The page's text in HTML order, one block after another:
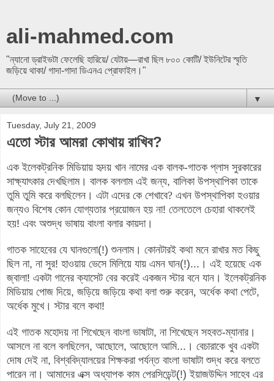
ali-mahmed.com
"ন্যানো ড্রাইভটা ফেলেছি হারিয়ে/ যেটায়—রাখা ছিল ৮০০ কোটি/ ইউনিটের স্মৃতি
জড়িয়ে থাকা/ গাদা-গাদা ডিএনএ প্রোফাইল।"
▼
Tuesday, July 21, 2009
এতো স্টার আমরা কোথায় রাখিব?
এক ইলেকট্রনিক মিডিয়ায় হৃদয় খান নামের এক বালক-গাতক প্লাস সুরকারের
সাক্ষ্যাৎকার দেখছিলাম। বালক বললাম এই জন্য, বালিকা উপস্থাপিকা তাকে
তুমি তুমি করে বলছিলেন । এটা এদের কে শেখাবে? এখন উপস্থাপিকা হওয়ার
জন্যও বিশেষ কোন যোগ্যতার প্রয়োজন হয় না! তেলতেলে চেহারা থাকলেই
হয়! এবং অশুদ্ধ ভাষায় বাংলা বলার কায়দা।
গাতক সাহেবের যে ঘানগুলো(!)শুনলাম। কোনটারই কথা মনে রাখার মত কিছু
ছিল না, না সুর! হাওয়ায় ভেসে মিলিয়ে যায় এমন ঘান(!)... । এই হয়েছে এক
জ্বালা! একটা গানের ক্যাসেট বের করেই একজন স্টার বনে যান । ইলেকট্রনিক
মিডিয়ায় পোজ দিয়ে, জড়িয়ে জড়িয়ে কথা বলা শুরু করেন, অর্ধেক কথা পেটে,
অর্ধেক মুখে। স্টার বলে কথা!
এই গাতক মহোদয় না শিখেছেন বাংলা ভাষাটা, না শিখেছেন সহবত-ম্যানার ।
আসলে না বলে বলছিলেন, আছোলে, আছোলে আমি... । বেচারাকে খুব একটা
দোষ দেই না, বিশ্ববিদ্যালয়ের শিক্ষকরা পর্যন্ত বাংলা ভাষাটা শুদ্ধ করে বলতে
পারেন না। আমাদের এক্স অধ্যাপক কাম পেরসিডেন্ট(!)ইয়াজউদ্দিন সাহেব এর